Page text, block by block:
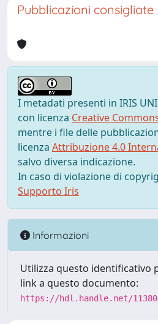
Pubblicazioni consigliate
I metadati presenti in IRIS
con licenza Creative
mentre i file delle
licenza Attribuzione 4.0
salvo diversa indicazione.
In caso di violazione di
Supporto Iris
Informazioni
Utilizza questo identificativo
link a questo documento:
https://hdl.handle.net/